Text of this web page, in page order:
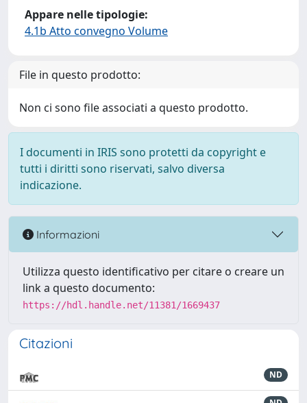
Appare nelle tipologie:
4.1b Atto convegno Volume
File in questo prodotto:
Non ci sono file associati a questo prodotto.
I documenti in IRIS sono protetti da copyright e
tutti i diritti sono riservati, salvo diversa
indicazione.
Informazioni
Utilizza questo identificativo per citare o creare un
link a questo documento:
https://hdl.handle.net/11381/1669437
Citazioni
ND